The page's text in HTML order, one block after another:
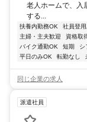
老人ホームで、入
する...
扶養内勤務OK 社員登用
主婦・主夫歓迎
資格取
バイク通勤OK
短期 シ
平日のみOK
転勤なし
同じ企業の求人
派遣社員